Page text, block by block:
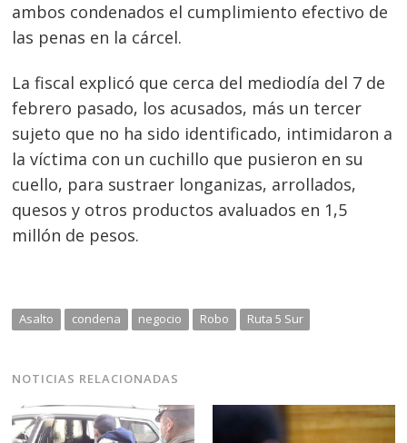
ambos condenados el cumplimiento efectivo de
las penas en la cárcel.
La fiscal explicó que cerca del mediodía del 7 de
febrero pasado, los acusados, más un tercer
sujeto que no ha sido identificado, intimidaron a
la víctima con un cuchillo que pusieron en su
cuello, para sustraer longanizas, arrollados,
quesos y otros productos avaluados en 1,5
millón de pesos.
Asalto condena negocio Robo Ruta 5 Sur
NOTICIAS RELACIONADAS
Navegación
de
entradas